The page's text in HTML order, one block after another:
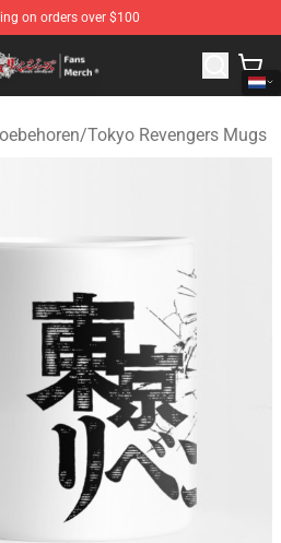
on orders over $100
- Official Tokyo Revengers
/Tokyo Revengers Mugs